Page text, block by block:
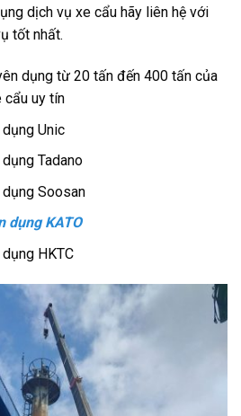
dịch vụ xe cẩu hãy liên hệ với
tốt nhất.
dụng từ 20 tấn đến 400 tấn của
cẩu uy tín
Unic
Tadano
Soosan
dụng KATO
HKTC